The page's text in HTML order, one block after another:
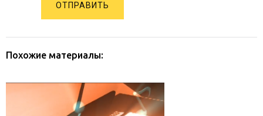
ОТПРАВИТЬ
Похожие материалы: